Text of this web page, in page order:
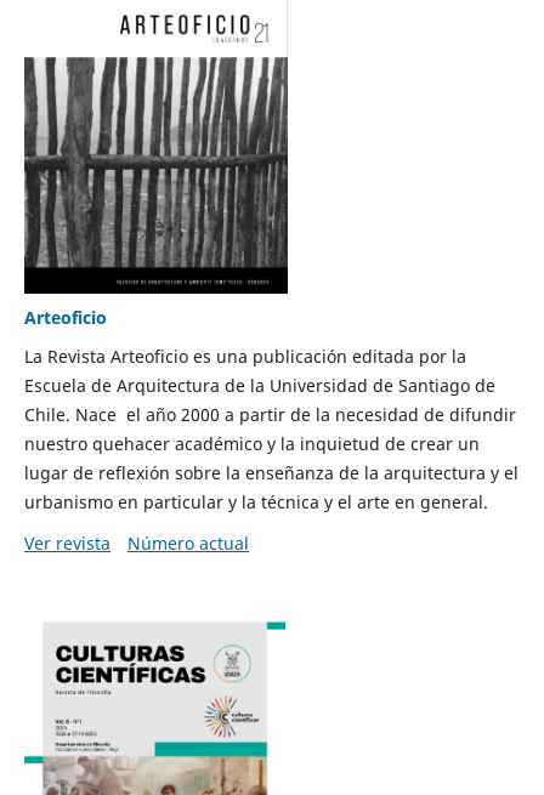
Arteoficio
La Revista Arteoficio es una publicación editada por la
Escuela de Arquitectura de la Universidad de Santiago de
Chile. Nace el año 2000 a partir de la necesidad de difundir
nuestro quehacer académico y la inquietud de crear un
lugar de reflexión sobre la enseñanza de la arquitectura y el
urbanismo en particular y la técnica y el arte en general.
Ver revista
Número actual